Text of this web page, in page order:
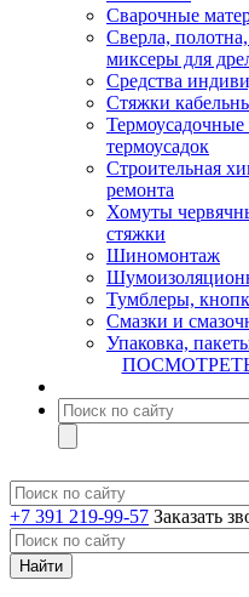
Сварочные
Сверла,
миксеры для
Средства
Стяжки
термоусадок
Строительная
ремонта
Хомуты
стяжки
Шиномонтаж
Тумблеры,
Смазки и
Упаковка,
+7 391 219-99-57 Заказать